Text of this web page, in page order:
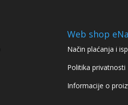
Web shop
Način plaćanja i
Politika privatnosti
Informacije o